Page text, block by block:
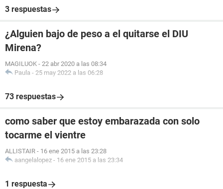
3 respuestas
¿Alguien bajo de peso a el quitarse el DIU
Mirena?
MAGILUOK - 22 abr 2020 a las 08:34
Paula - 25 may 2022 a las 06:28
73 respuestas
como saber que estoy embarazada con solo
tocarme el vientre
ALLISTAIR - 16 ene 2015 a las 23:28
aangelalopez - 16 ene 2015 a las 23:34
1 respuesta